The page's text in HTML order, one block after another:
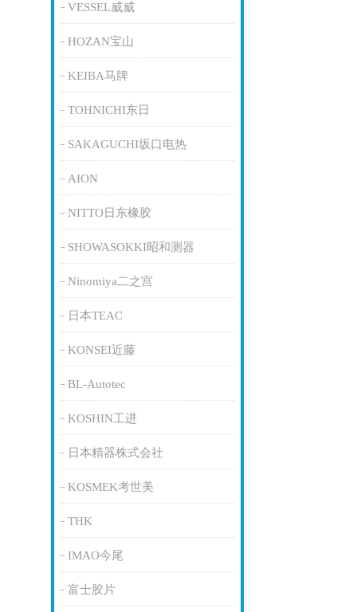
VESSEL威威
HOZAN宝山
KEIBA马牌
TOHNICHI东日
SAKAGUCHI坂口电热
AION
NITTO日东橡胶
SHOWASOKKI昭和测器
Ninomiya二之宫
日本TEAC
KONSEI近藤
BL-Autotec
KOSHIN工进
日本精器株式会社
KOSMEK考世美
THK
IMAO今尾
富士胶片